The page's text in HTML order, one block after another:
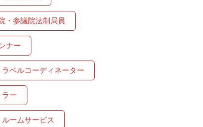
・参議院法制局員
ナー
ラベルコーディネーター
ラー
ルームサービス